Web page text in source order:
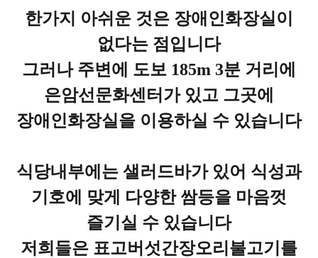
한가지 아쉬운 것은 장애인화장실이
없다는 점입니다
그러나 주변에 도보 185m 3분 거리에
은암선문화센터가 있고 그곳에
장애인화장실을 이용하실 수 있습니다
식당내부에는 샐러드바가 있어 식성과
기호에 맞게 다양한 쌈등을 마음껏
즐기실 수 있습니다
저희들은 표고버섯간장오리불고기를